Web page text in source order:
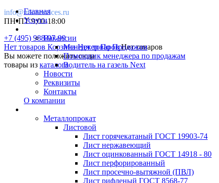
info@mk-services.ru
ПН-ПТ 9:00-18:00
+7 (495) 988-97-99
Нет товаров КорзинаНет товаровНет товаров
Вы можете положить сюда
товары из каталога
Главная
Услуги
Вакансии
Менеджер По Продажам
Помощник менеджера по продажам
Водитель на газель Next
Новости
Реквизиты
Контакты
О компании
Металлопрокат
Листовой
Лист горячекатаный ГОСТ 19903-74
Лист нержавеющий
Лист оцинкованный ГОСТ 14918 - 80
Лист перфорированный
Лист просечно-вытяжной (ПВЛ)
Лист рифленый ГОСТ 8568-77